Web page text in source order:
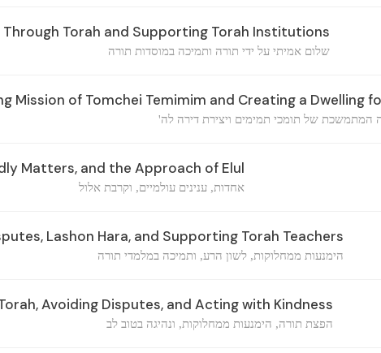
Through Torah and Supporting Torah Institutions
שלום אמיתי על ידי תורה ותמיכה במוסדות תורה
Mission of Tomchei Temimim and Creating a Dwelling
המתמשכת של תומכי תמימים ויצירת דירה לה'
Matters, and the Approach of Elul
אחדות, ענינים עולמיים, וקרבת אלול
Lashon Hara, and Supporting Torah Teachers
הימנעות ממחלוקות, לשון הרע, ותמיכה במלמדי תורה
Avoiding Disputes, and Acting with Kindness
הפצת תורה, הימנעות ממחלוקות, ונהיגה בטוב לב